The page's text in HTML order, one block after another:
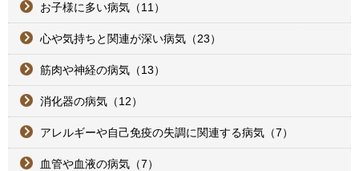
お子様に多い病気（11）
心や気持ちと関連が深い病気（23）
筋肉や神経の病気（13）
消化器の病気（12）
アレルギーや自己免疫の失調に関連する病気（7）
血管や血液の病気（7）